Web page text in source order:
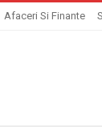
Afaceri Si Finante